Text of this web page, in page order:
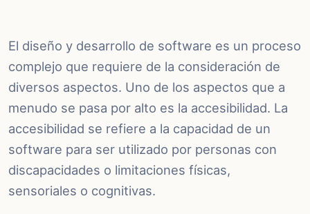
El diseño y desarrollo de software es un proceso
complejo que requiere de la consideración de
diversos aspectos. Uno de los aspectos que a
menudo se pasa por alto es la accesibilidad. La
accesibilidad se refiere a la capacidad de un
software para ser utilizado por personas con
discapacidades o limitaciones físicas,
sensoriales o cognitivas.